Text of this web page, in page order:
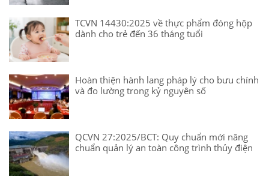
TCVN 14430:2025 về thực phẩm đóng hộp
dành cho trẻ đến 36 tháng tuổi
Hoàn thiện hành lang pháp lý cho bưu chính
và đo lường trong kỷ nguyên số
QCVN 27:2025/BCT: Quy chuẩn mới nâng
chuẩn quản lý an toàn công trình thủy điện